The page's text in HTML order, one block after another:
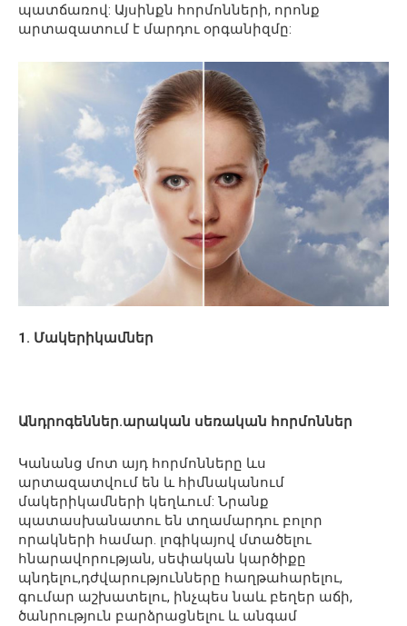
պատճառով: Այսինքն հորմոնների, որոնք
արտազատում է մարդու օրգանիզմը:
1. Մակերիկամներ
Անդրոգեններ.արական սեռական հորմոններ
Կանանց մոտ այդ հորմոնները ևս
արտազատվում են և հիմնականում
մակերիկամների կեղևում: Նրանք
պատասխանատու են տղամարդու բոլոր
որակների համար. լոգիկայով մտածելու
հնարավորության, սեփական կարծիքը
պնդելու,դժվարությունները հաղթահարելու,
գումար աշխատելու, ինչպես նաև բեղեր աճի,
ծանրություն բարձրացնելու և անգամ